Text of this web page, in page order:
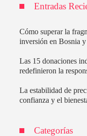
Entradas
Cómo superar la
inversión en Bosnia
Las 15 donaciones
redefinieron la
La estabilidad de
confianza y el
Categorías